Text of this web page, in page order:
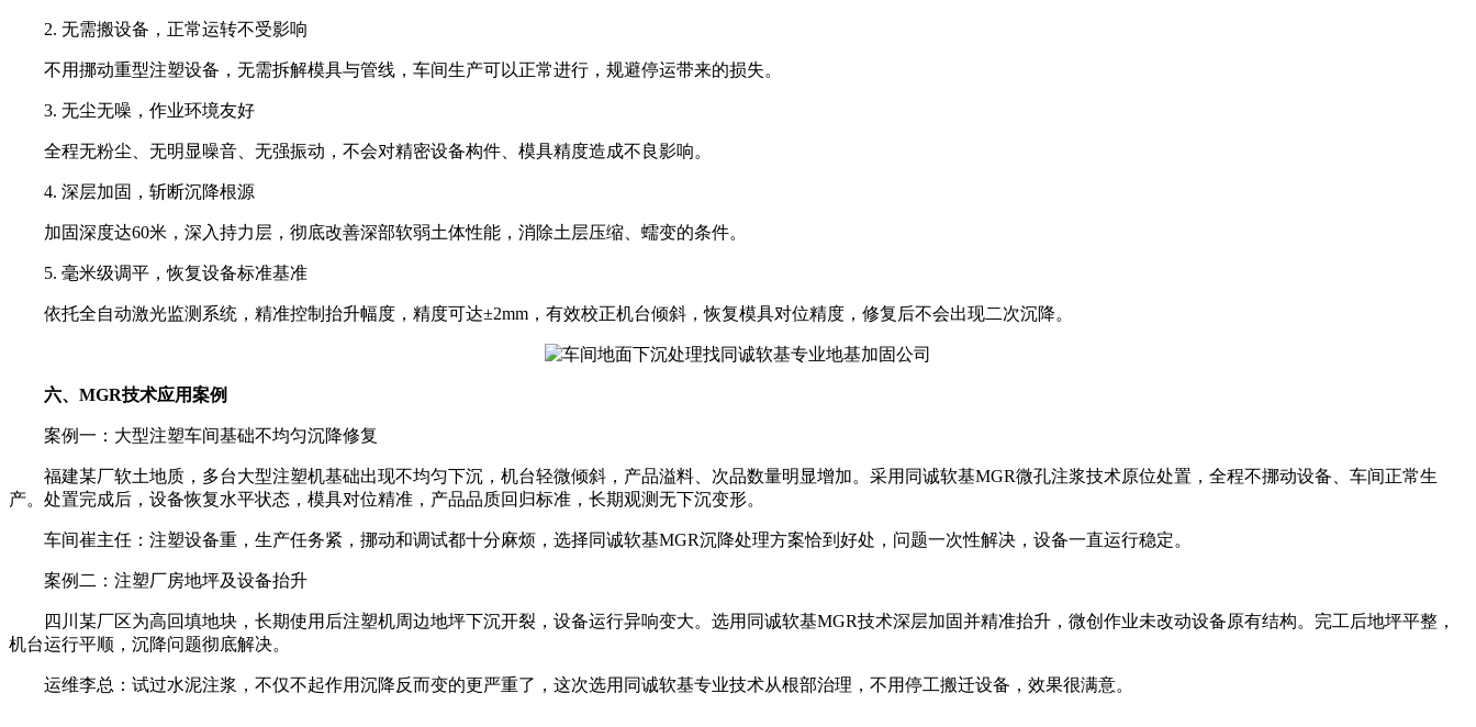
2. 无需搬设备，正常运转不受影响
不用挪动重型注塑设备，无需拆解模具与管线，车间生产可以正常进行，规避停运带来的损失。
3. 无尘无噪，作业环境友好
全程无粉尘、无明显噪音、无强振动，不会对精密设备构件、模具精度造成不良影响。
4. 深层加固，斩断沉降根源
加固深度达60米，深入持力层，彻底改善深部软弱土体性能，消除土层压缩、蠕变的条件。
5. 毫米级调平，恢复设备标准基准
依托全自动激光监测系统，精准控制抬升幅度，精度可达±2mm，有效校正机台倾斜，恢复模具对位精度，修复后不会出现二次沉降。
六、MGR技术应用案例
案例一：大型注塑车间基础不均匀沉降修复
福建某厂软土地质，多台大型注塑机基础出现不均匀下沉，机台轻微倾斜，产品溢料、次品数量明显增加。采用同诚软基MGR微孔注浆技术原位处置，全程不挪动设备、车间正常生
产。处置完成后，设备恢复水平状态，模具对位精准，产品品质回归标准，长期观测无下沉变形。
车间崔主任：注塑设备重，生产任务紧，挪动和调试都十分麻烦，选择同诚软基MGR沉降处理方案恰到好处，问题一次性解决，设备一直运行稳定。
案例二：注塑厂房地坪及设备抬升
四川某厂区为高回填地块，长期使用后注塑机周边地坪下沉开裂，设备运行异响变大。选用同诚软基MGR技术深层加固并精准抬升，微创作业未改动设备原有结构。完工后地坪平整，
机台运行平顺，沉降问题彻底解决。
运维李总：试过水泥注浆，不仅不起作用沉降反而变的更严重了，这次选用同诚软基专业技术从根部治理，不用停工搬迁设备，效果很满意。